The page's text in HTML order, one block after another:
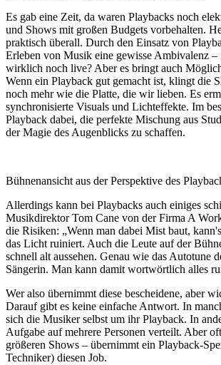
Es gab eine Zeit, da waren Playbacks noch
und Shows mit großen Budgets vorbehalten.
praktisch überall. Durch den Einsatz von
Erleben von Musik eine gewisse Ambivalenz
wirklich noch live? Aber es bringt auch
Wenn ein Playback gut gemacht ist, klingt die
noch mehr wie die Platte, die wir lieben. Es
synchronisierte Visuals und Lichteffekte. Im
Playback dabei, die perfekte Mischung aus
der Magie des Augenblicks zu schaffen.
Bühnenansicht aus der Perspektive des
Allerdings kann bei Playbacks auch einiges
Musikdirektor Tom Cane von der Firma A
die Risiken: „Wenn man dabei Mist baut,
das Licht ruiniert. Auch die Leute auf der
schnell alt aussehen. Genau wie das Autotune
Sängerin. Man kann damit wortwörtlich alles
Wer also übernimmt diese bescheidene, aber
Darauf gibt es keine einfache Antwort. In
sich die Musiker selbst um ihr Playback. In
Aufgabe auf mehrere Personen verteilt. Aber
größeren Shows – übernimmt ein Playback-
Techniker) diesen Job.